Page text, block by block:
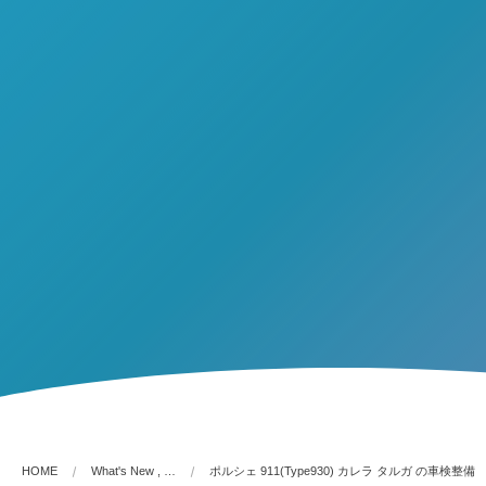
HOME What's New , … ポルシェ 911(Type930) カレラ タルガ の車検整備